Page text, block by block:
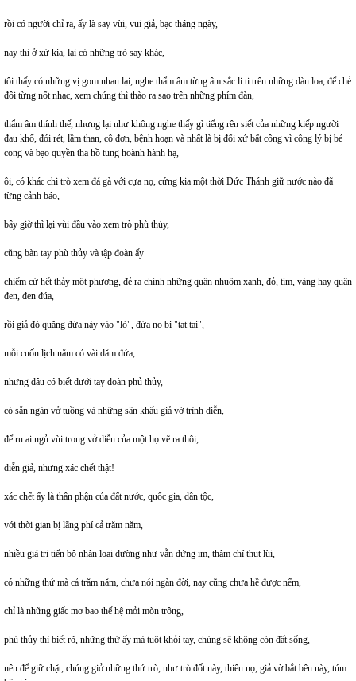
rồi có người chỉ ra, ấy là say vùi, vui giả, bạc tháng ngày,
nay thì ở xứ kia, lại có những trò say khác,
tôi thấy có những vị gom nhau lại, nghe thẩm âm từng âm sắc li ti trên những dàn loa, để chẻ
đôi từng nốt nhạc, xem chúng thì thào ra sao trên những phím đàn,
thẩm âm thính thế, nhưng lại như không nghe thấy gì tiếng rên siết của những kiếp người
đau khổ, đói rét, lầm than, cô đơn, bệnh hoạn và nhất là bị đối xử bất công vì công lý bị bẻ
cong và bạo quyền tha hồ tung hoành hành hạ,
ôi, có khác chi trò xem đá gà với cựa nọ, cứng kia một thời Đức Thánh giữ nước nào đã
từng cảnh báo,
bây giờ thì lại vùi đầu vào xem trò phù thủy,
cũng bàn tay phù thủy và tập đoàn ấy
chiếm cứ hết thảy một phương, đẻ ra chính những quân nhuộm xanh, đỏ, tím, vàng hay quân
đen, đen đúa,
rồi giả đò quăng đứa này vào "lò", đứa nọ bị "tạt tai",
mỗi cuốn lịch năm có vài dăm đứa,
nhưng đâu có biết dưới tay đoàn phủ thủy,
có sẵn ngàn vở tuồng và những sân khấu giả vờ trình diễn,
để ru ai ngủ vùi trong vở diễn của một họ vẽ ra thôi,
diễn giả, nhưng xác chết thật!
xác chết ấy là thân phận của đất nước, quốc gia, dân tộc,
với thời gian bị lãng phí cả trăm năm,
nhiều giá trị tiến bộ nhân loại dường như vẫn đứng im, thậm chí thụt lùi,
có những thứ mà cả trăm năm, chưa nói ngàn đời, nay cũng chưa hề được nếm,
chỉ là những giấc mơ bao thế hệ mỏi mòn trông,
phù thủy thì biết rõ, những thứ ấy mà tuột khỏi tay, chúng sẽ không còn đất sống,
nên để giữ chặt, chúng giở những thứ trò, như trò đốt này, thiêu nọ, giả vờ bắt bên này, túm